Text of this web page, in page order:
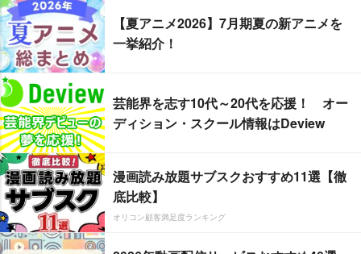
【夏アニメ2026】7月期夏の新アニメを
一挙紹介！
芸能界を志す10代～20代を応援！ オー
ディション・スクール情報はDeview
漫画読み放題サブスクおすすめ11選【徹
底比較】
オリコン顧客満足度ランキング